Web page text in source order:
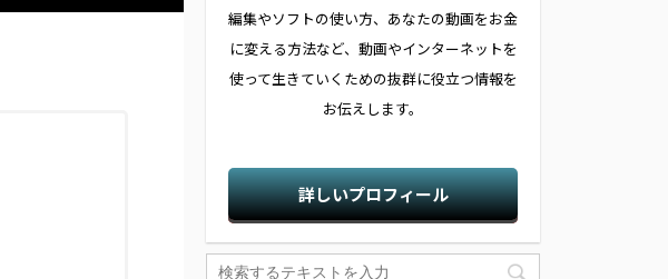
編集やソフトの使い方、あなたの動画をお金
に変える方法など、動画やインターネットを
使って生きていくための抜群に役立つ情報を
お伝えします。
詳しいプロフィール